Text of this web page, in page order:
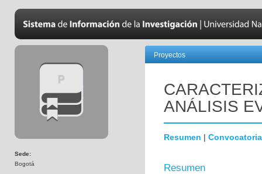
Sede:
Bogotá
Proyectos
ANÁLISIS
Resumen | Convocatoria
Resumen